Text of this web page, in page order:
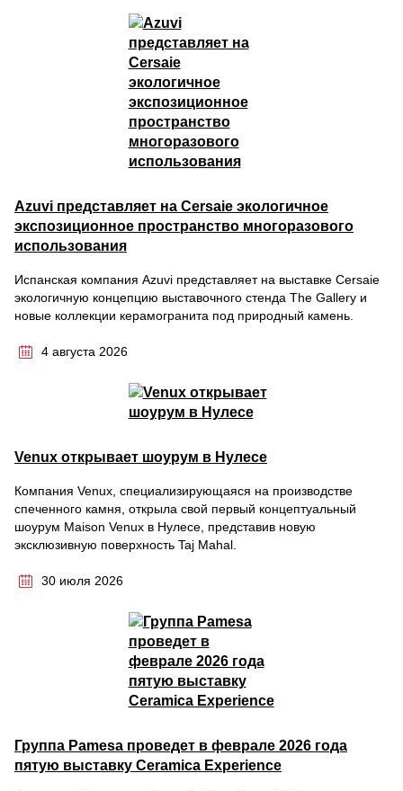
Azuvi представляет на Cersaie экологичное
экспозиционное пространство многоразового
использования
Испанская компания Azuvi представляет на выставке Cersaie
экологичную концепцию выставочного стенда The Gallery и
новые коллекции керамогранита под природный камень.
4 августа 2026
Venux открывает шоурум в Нулесе
Компания Venux, специализирующаяся на производстве
спеченного камня, открыла свой первый концептуальный
шоурум Maison Venux в Нулесе, представив новую
эксклюзивную поверхность Taj Mahal.
30 июля 2026
Группа Pamesa проведет в феврале 2026 года
пятую выставку Ceramica Experience